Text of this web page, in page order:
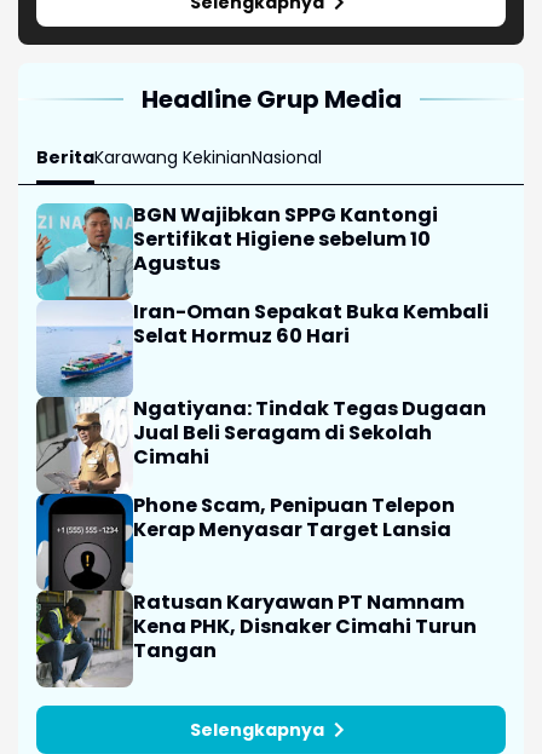
Headline Grup Media
BeritaKarawang KekinianNasional
BGN Wajibkan SPPG Kantongi
Sertifikat Higiene sebelum 10
Agustus
Iran-Oman Sepakat Buka Kembali
Selat Hormuz 60 Hari
Ngatiyana: Tindak Tegas Dugaan
Jual Beli Seragam di Sekolah
Cimahi
Phone Scam, Penipuan Telepon
Kerap Menyasar Target Lansia
Ratusan Karyawan PT Namnam
Kena PHK, Disnaker Cimahi Turun
Tangan
Selengkapnya